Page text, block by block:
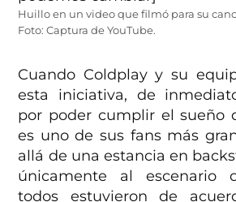
Huillo en un video que filmó para su
Foto: Captura de YouTube.
Cuando Coldplay y su
esta iniciativa, de
por poder cumplir el sueño
es uno de sus fans más
allá de una estancia en
únicamente al escenario
todos estuvieron de